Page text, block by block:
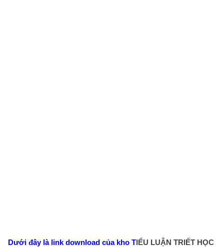
Dưới đây là link download của kho TIỂU LUẬN TRIẾT HỌC